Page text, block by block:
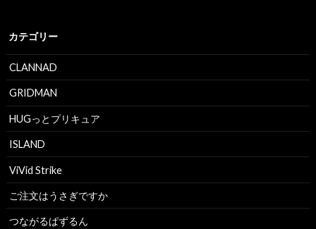
カテゴリー
CLANNAD
GRIDMAN
HUGっとプリキュア
ISLAND
ViVid Strike
ご注文はうさぎですか
つながるぱずるん